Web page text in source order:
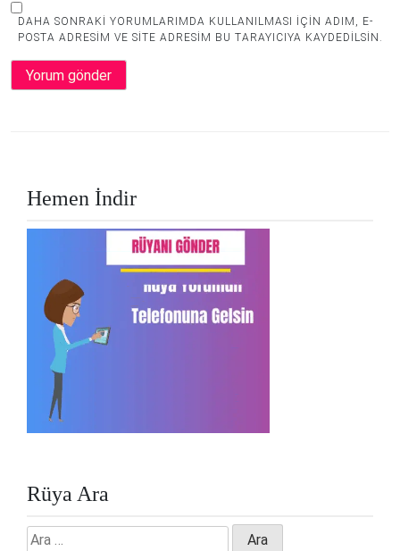
DAHA SONRAKI YORUMLARIMDA KULLANILMASI IÇIN ADIM, E-
POSTA ADRESIM VE SITE ADRESIM BU TARAYICIYA KAYDEDILSIN.
Hemen İndir
Rüya Ara
Arama: